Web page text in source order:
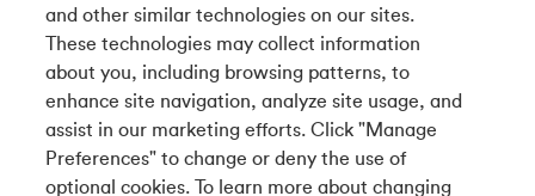
English
Connectez-vous avec nous
and other similar technologies on our sites.
These technologies may collect information
about you, including browsing patterns, to
enhance site navigation, analyze site usage, and
assist in our marketing efforts. Click "Manage
Preferences" to change or deny the use of
optional cookies. To learn more about changing